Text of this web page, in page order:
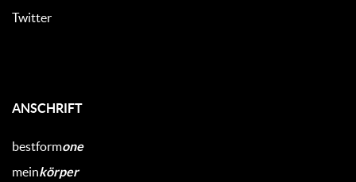
Twitter
ANSCHRIFT
bestformone
meinkörper